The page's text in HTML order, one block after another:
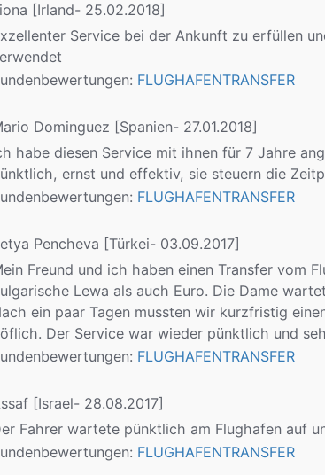
[Irland- 25.02.2018]
Service bei der Ankunft zu erfüllen
FLUGHAFENTRANSFER
Dominguez [Spanien- 27.01.2018]
habe diesen Service mit ihnen für 7 Jahre
ernst und effektiv, sie steuern die
FLUGHAFENTRANSFER
Pencheva [Türkei- 03.09.2017]
Freund und ich haben einen Transfer vom
Lewa als auch Euro. Die Dame
ein paar Tagen mussten wir kurzfristig
Der Service war wieder pünktlich und
FLUGHAFENTRANSFER
[Israel- 28.08.2017]
Fahrer wartete pünktlich am Flughafen auf
FLUGHAFENTRANSFER